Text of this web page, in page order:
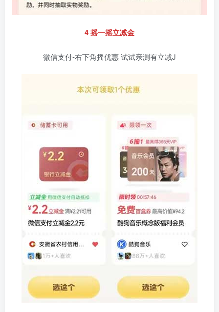
4 摇一摇立减金
微信支付-右下角摇优惠 试试亲测有立减J